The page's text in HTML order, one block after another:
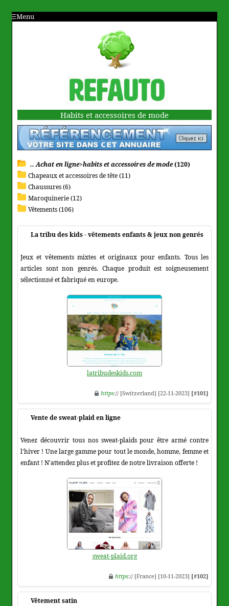
Menu
Habits et accessoires de mode
.. Achat en ligne>habits et accessoires de mode(120)
Chapeaux et accessoires de tête (11)
Chaussures (6)
Maroquinerie (12)
Vêtements (106)
La tribu des kids - vêtements enfants & jeux non genrés
Jeux et vêtements mixtes et originaux pour enfants. Tous les
articles sont non genrés. Chaque produit est soigneusement
sélectionné et fabriqué en europe.
latribudeskids.com
https:// [Switzerland] [22-11-2023] [#101]
Vente de sweat-plaid en ligne
Venez découvrir tous nos sweat-plaids pour être armé contre
l'hiver ! Une large gamme pour tout le monde, homme, femme et
enfant ! N'attendez plus et profitez de notre livraison offerte !
sweat-plaid.org
https:// [France] [10-11-2023] [#102]
Vêtement satin